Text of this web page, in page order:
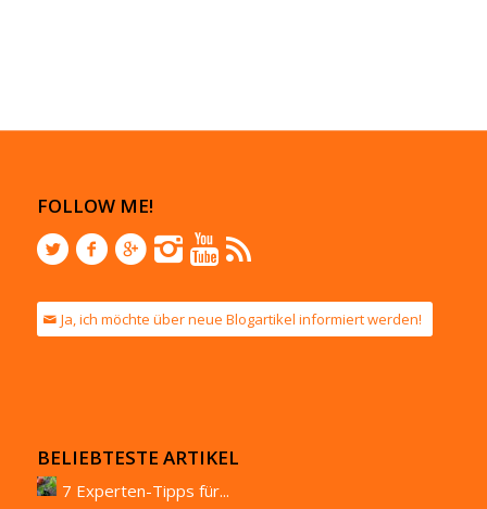
FOLLOW ME!
Ja, ich möchte über neue Blogartikel informiert werden!
BELIEBTESTE ARTIKEL
7 Experten-Tipps für...